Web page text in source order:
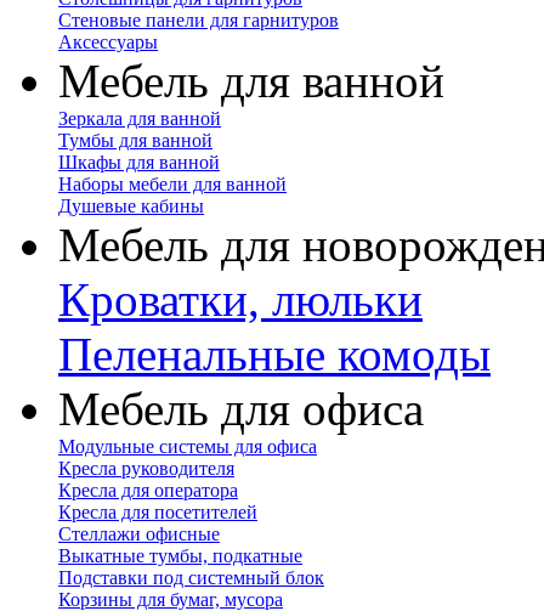
Стеновые панели для гарнитуров
Аксессуары
Мебель для ванной
Зеркала для ванной
Тумбы для ванной
Шкафы для ванной
Наборы мебели для ванной
Душевые кабины
Мебель для
Кроватки, люльки
Пеленальные комоды
Мебель для офиса
Модульные системы для офиса
Кресла руководителя
Кресла для оператора
Кресла для посетителей
Стеллажи офисные
Выкатные тумбы, подкатные
Подставки под системный блок
Корзины для бумаг, мусора